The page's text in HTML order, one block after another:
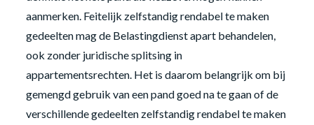
aanmerken. Feitelijk zelfstandig rendabel te maken
gedeelten mag de Belastingdienst apart behandelen,
ook zonder juridische splitsing in
appartementsrechten. Het is daarom belangrijk om bij
gemengd gebruik van een pand goed na te gaan of de
verschillende gedeelten zelfstandig rendabel te maken